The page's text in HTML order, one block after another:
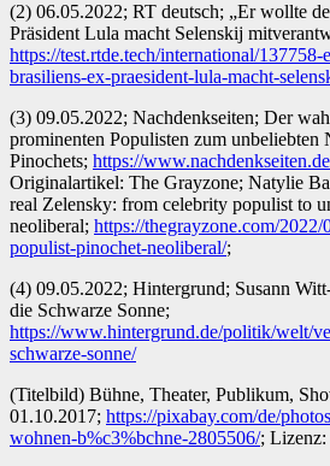
(2) 06.05.2022; RT deutsch; „Er wollte
Präsident Lula macht Selenskij
https://test.rtde.tech/international/
brasiliens-ex-praesident-lula-macht-
(3) 09.05.2022; Nachdenkseiten; Der
prominenten Populisten zum unbeliebten
Pinochets; https://
Originalartikel: The Grayzone; Natylie
real Zelensky: from celebrity populist to
neoliberal; https://thegrayzone.com/
populist-pinochet-neoliberal/;
(4) 09.05.2022; Hintergrund; Susann
die Schwarze Sonne;
https://www.hintergrund.de/politik/welt/
schwarze-sonne/
(Titelbild) Bühne, Theater, Publikum,
01.10.2017; https://pixabay.com/de/
wohnen-b%c3%bchne-2805506/; Lizenz: